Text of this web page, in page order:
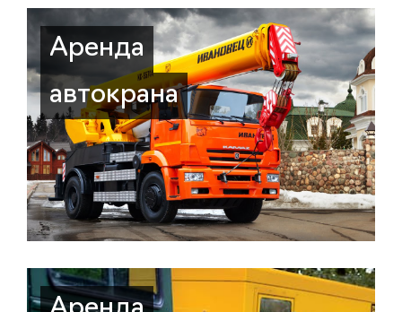
Аренда
автокрана